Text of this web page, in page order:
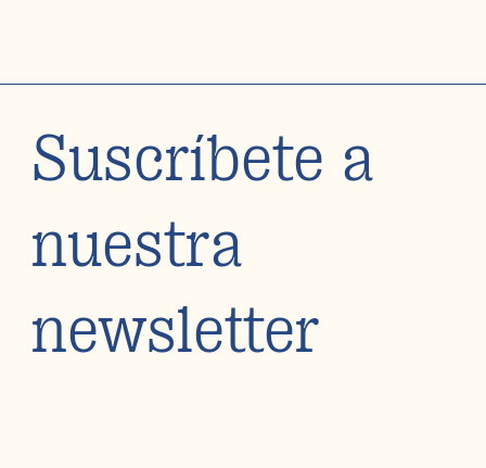
Suscríbete a
nuestra
newsletter